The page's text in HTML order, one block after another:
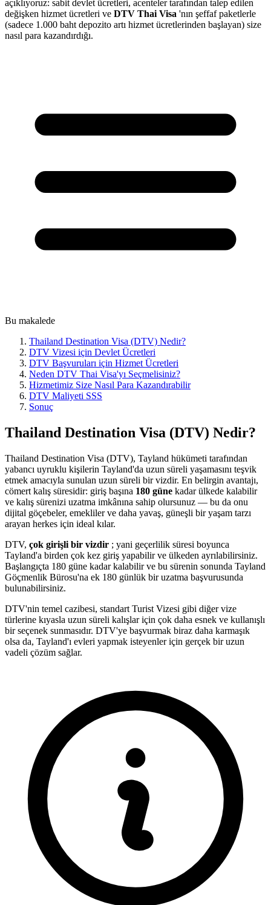
açıklıyoruz: sabit devlet ücretleri, acenteler tarafından talep edilen
değişken hizmet ücretleri ve DTV Thai Visa 'nın şeffaf paketlerle
(sadece 1.000 baht depozito artı hizmet ücretlerinden başlayan) size
nasıl para kazandırdığı.
Bu makalede
Thailand Destination Visa (DTV) Nedir?
DTV Vizesi için Devlet Ücretleri
DTV Başvuruları için Hizmet Ücretleri
Neden DTV Thai Visa'yı Seçmelisiniz?
Hizmetimiz Size Nasıl Para Kazandırabilir
DTV Maliyeti SSS
Sonuç
Thailand Destination Visa (DTV) Nedir?
Thailand Destination Visa (DTV), Tayland hükümeti tarafından
yabancı uyruklu kişilerin Tayland'da uzun süreli yaşamasını teşvik
etmek amacıyla sunulan uzun süreli bir vizdir. En belirgin avantajı,
cömert kalış süresidir: giriş başına 180 güne kadar ülkede kalabilir
ve kalış sürenizi uzatma imkânına sahip olursunuz — bu da onu
dijital göçebeler, emekliler ve daha yavaş, güneşli bir yaşam tarzı
arayan herkes için ideal kılar.
DTV, çok girişli bir vizdir ; yani geçerlilik süresi boyunca
Tayland'a birden çok kez giriş yapabilir ve ülkeden ayrılabilirsiniz.
Başlangıçta 180 güne kadar kalabilir ve bu sürenin sonunda Tayland
Göçmenlik Bürosu'na ek 180 günlük bir uzatma başvurusunda
bulunabilirsiniz.
DTV'nin temel cazibesi, standart Turist Vizesi gibi diğer vize
türlerine kıyasla uzun süreli kalışlar için çok daha esnek ve kullanışlı
bir seçenek sunmasıdır. DTV'ye başvurmak biraz daha karmaşık
olsa da, Tayland'ı evleri yapmak isteyenler için gerçek bir uzun
vadeli çözüm sağlar.